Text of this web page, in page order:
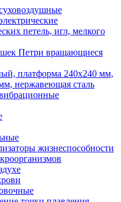
петель, игл, мелкого
Петри вращающиеся
платформа 240х240 мм,
нержавеющая сталь
жизнеспособности